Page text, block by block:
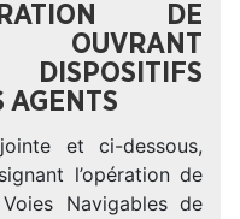
DE
OUVRANT
AGENTS
et ci-dessous,
l’opération de
Navigables de